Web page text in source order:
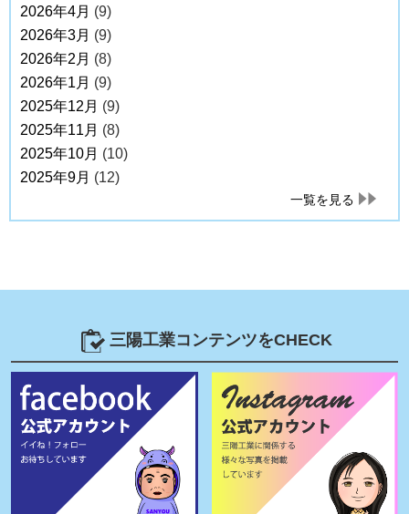
2026年4月 (9)
2026年3月 (9)
2026年2月 (8)
2026年1月 (9)
2025年12月 (9)
2025年11月 (8)
2025年10月 (10)
2025年9月 (12)
一覧を見る
三陽工業コンテンツをCHECK